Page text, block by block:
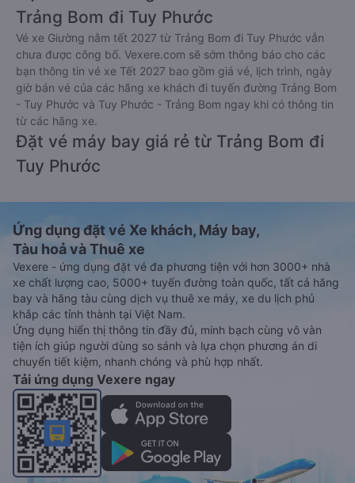
Trảng Bom đi Tuy Phước
Vé xe Giường nằm tết 2027 từ Trảng Bom đi Tuy Phước vẫn
chưa được công bố. Vexere.com sẽ sớm thông báo cho các
bạn thông tin vé xe Tết 2027 bao gồm giá vé, lịch trình, ngày
giờ bán vé của các hãng xe khách đi tuyến đường Trảng Bom
- Tuy Phước và Tuy Phước - Trảng Bom ngay khi có thông tin
từ các hãng xe.
Đặt vé máy bay giá rẻ từ Trảng Bom đi
Tuy Phước
Ứng dụng đặt vé Xe khách, Máy bay,
Tàu hoả và Thuê xe
Vexere - ứng dụng đặt vé đa phương tiện với hơn 3000+ nhà
xe chất lượng cao, 5000+ tuyến đường toàn quốc, tất cả hãng
bay và hãng tàu cùng dịch vụ thuê xe máy, xe du lịch phủ
khắp các tỉnh thành tại Việt Nam.
Ứng dụng hiển thị thông tin đầy đủ, minh bạch cùng vô vàn
tiện ích giúp người dùng so sánh và lựa chọn phương án di
chuyển tiết kiệm, nhanh chóng và phù hợp nhất.
Tải ứng dụng Vexere ngay